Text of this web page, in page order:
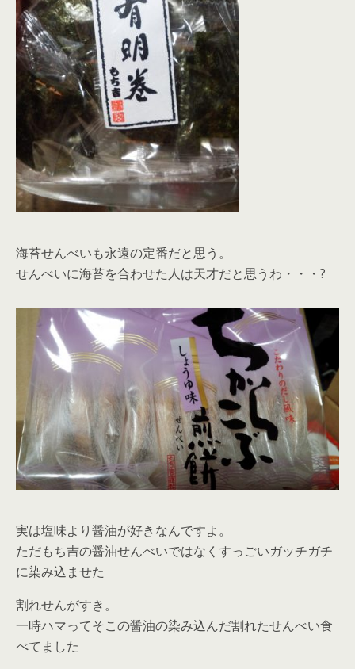
海苔せんべいも永遠の定番だと思う。
せんべいに海苔を合わせた人は天才だと思うわ・・・?
実は塩味より醤油が好きなんですよ。
ただもち吉の醤油せんべいではなくすっごいガッチガチ
に染み込ませた
割れせんがすき。
一時ハマってそこの醤油の染み込んだ割れたせんべい食
べてました